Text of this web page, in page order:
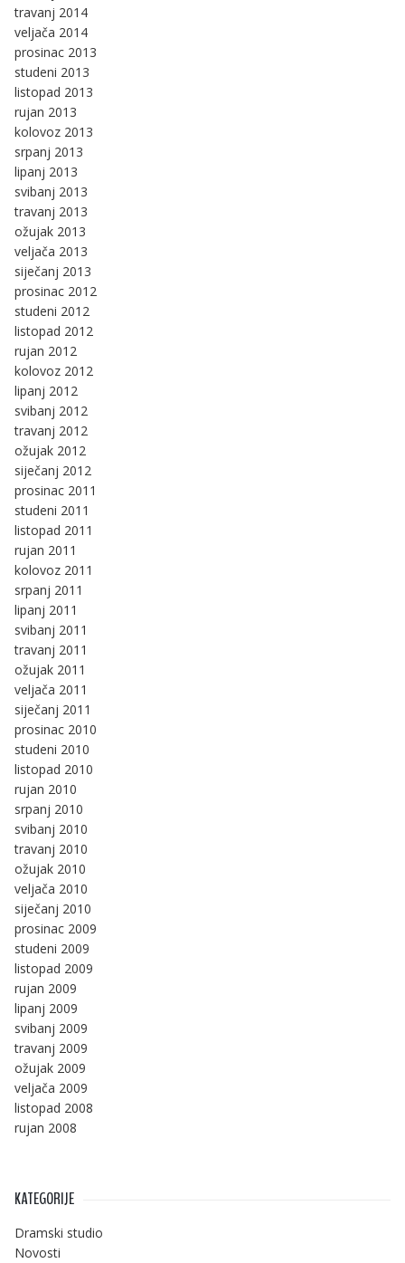
travanj 2014
veljača 2014
prosinac 2013
studeni 2013
listopad 2013
rujan 2013
kolovoz 2013
srpanj 2013
lipanj 2013
svibanj 2013
travanj 2013
ožujak 2013
veljača 2013
siječanj 2013
prosinac 2012
studeni 2012
listopad 2012
rujan 2012
kolovoz 2012
lipanj 2012
svibanj 2012
travanj 2012
ožujak 2012
siječanj 2012
prosinac 2011
studeni 2011
listopad 2011
rujan 2011
kolovoz 2011
srpanj 2011
lipanj 2011
svibanj 2011
travanj 2011
ožujak 2011
veljača 2011
siječanj 2011
prosinac 2010
studeni 2010
listopad 2010
rujan 2010
srpanj 2010
svibanj 2010
travanj 2010
ožujak 2010
veljača 2010
siječanj 2010
prosinac 2009
studeni 2009
listopad 2009
rujan 2009
lipanj 2009
svibanj 2009
travanj 2009
ožujak 2009
veljača 2009
listopad 2008
rujan 2008
KATEGORIJE
Dramski studio
Novosti